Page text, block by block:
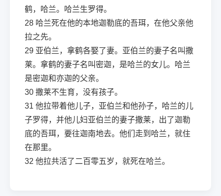
鹤，哈兰。哈兰生罗得。
28 哈兰死在他的本地迦勒底的吾珥，在他父亲他
拉之先。
29 亚伯兰，拿鹤各娶了妻。亚伯兰的妻子名叫撒
莱。拿鹤的妻子名叫密迦，是哈兰的女儿。哈兰
是密迦和亦迦的父亲。
30 撒莱不生育，没有孩子。
31 他拉带着他儿子，亚伯兰和他孙子，哈兰的儿
子罗得，并他儿妇亚伯兰的妻子撒莱，出了迦勒
底的吾珥，要往迦南地去。他们走到哈兰，就住
在那里。
32 他拉共活了二百零五岁，就死在哈兰。